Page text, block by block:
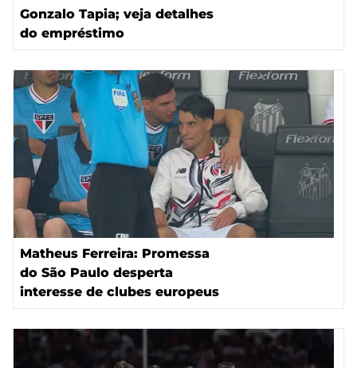
Gonzalo Tapia; veja detalhes
do empréstimo
Matheus Ferreira: Promessa
do São Paulo desperta
interesse de clubes europeus